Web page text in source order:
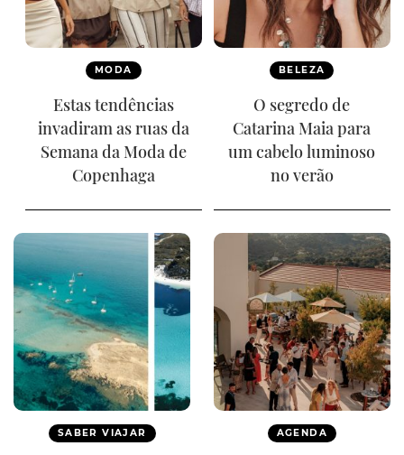
MODA
Estas tendências
invadiram as ruas da
Semana da Moda de
Copenhaga
BELEZA
O segredo de
Catarina Maia para
um cabelo luminoso
no verão
SABER VIAJAR AGENDA